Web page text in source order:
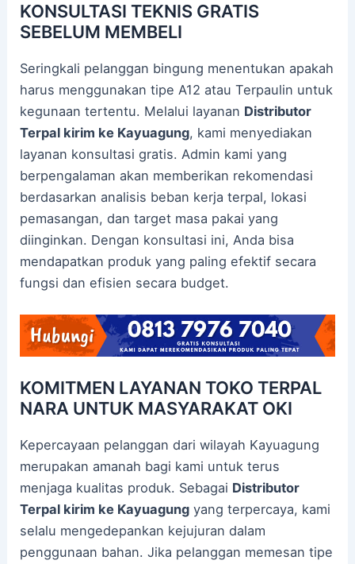
KONSULTASI TEKNIS GRATIS
SEBELUM MEMBELI
Seringkali pelanggan bingung menentukan apakah
harus menggunakan tipe A12 atau Terpaulin untuk
kegunaan tertentu. Melalui layanan Distributor
Terpal kirim ke Kayuagung, kami menyediakan
layanan konsultasi gratis. Admin kami yang
berpengalaman akan memberikan rekomendasi
berdasarkan analisis beban kerja terpal, lokasi
pemasangan, dan target masa pakai yang
diinginkan. Dengan konsultasi ini, Anda bisa
mendapatkan produk yang paling efektif secara
fungsi dan efisien secara budget.
KOMITMEN LAYANAN TOKO TERPAL
NARA UNTUK MASYARAKAT OKI
Kepercayaan pelanggan dari wilayah Kayuagung
merupakan amanah bagi kami untuk terus
menjaga kualitas produk. Sebagai Distributor
Terpal kirim ke Kayuagung yang terpercaya, kami
selalu mengedepankan kejujuran dalam
penggunaan bahan. Jika pelanggan memesan tipe